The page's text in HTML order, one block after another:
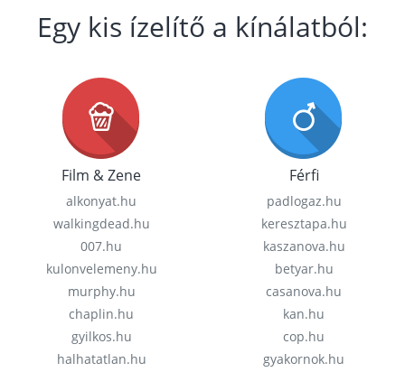
Egy kis ízelítő a kínálatból:
Film & Zene
alkonyat.hu
walkingdead.hu
007.hu
kulonvelemeny.hu
murphy.hu
chaplin.hu
gyilkos.hu
halhatatlan.hu
Férfi
padlogaz.hu
keresztapa.hu
kaszanova.hu
betyar.hu
casanova.hu
kan.hu
cop.hu
gyakornok.hu